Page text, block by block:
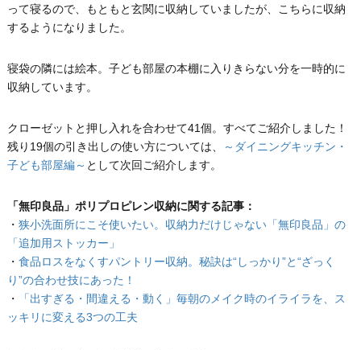
って寝るので、もともと玄関に収納していましたが、こちらに収納
するようになりました。
寝袋の隣には絵本。子ども部屋の本棚に入りきらない分を一時的に
収納しています。
クローゼットと押し入れを合わせて41個。すべてご紹介しました！
残り19個の引き出しの使い方については、
～ダイニングキッチン・
子ども部屋編～ として次回ご紹介します。
「無印良品」ポリプロピレン収納に関する記事：
・ 狭小洗面所にこそ使いたい。収納力だけじゃない「無印良品」の
「追加用ストッカー」
・ 食品ロスをなくすパントリー収納。秘訣は“しっかり”と“ざっく
り”の合わせ技にあった！
・
「出すぎる・間違える・動く」毎朝のメイク時のイライラを、ス
ッキリに変える3つの工夫